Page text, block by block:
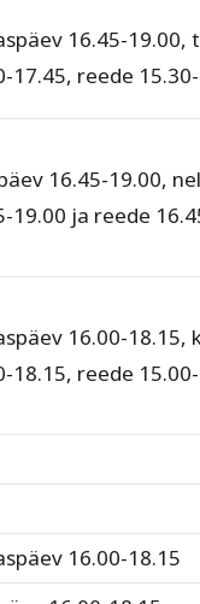
16.45-19.00,
17.45, reede
16.45-19.00,
19.00 ja reede
16.00-18.15,
18.15, reede
16.00-18.15